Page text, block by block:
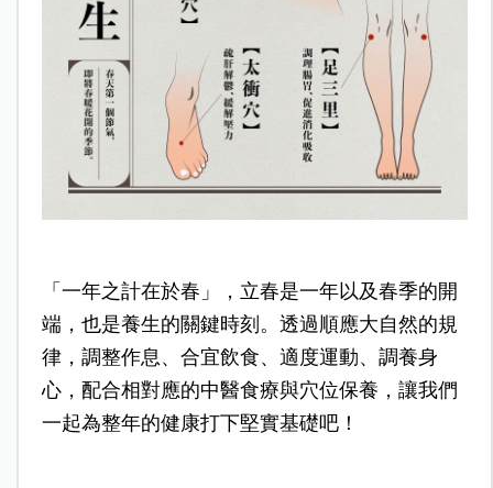
「一年之計在於春」，立春是一年以及春季的開
端，也是養生的關鍵時刻。透過順應大自然的規
律，調整作息、合宜飲食、適度運動、調養身
心，配合相對應的中醫食療與穴位保養，讓我們
一起為整年的健康打下堅實基礎吧！